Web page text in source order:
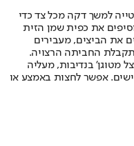
למשך דקה מכל צד כדי
את כפית שמן הזית
את הביצים, מעבירים
מטוגן' בנדיבות, מעליה
אפשר לחצות באמצע או